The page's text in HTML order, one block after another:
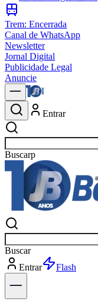
Trem: Encerrada
Canal de WhatsApp
Newsletter
Jornal Digital
Publicidade Legal
Anuncie
Entrar
Buscarnotíc
Buscarnotíc
Entrar
Explorar